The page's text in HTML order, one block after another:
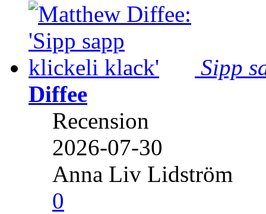
Sipp
Diffee
Recension
2026-07-30
Anna Liv Lidström
0